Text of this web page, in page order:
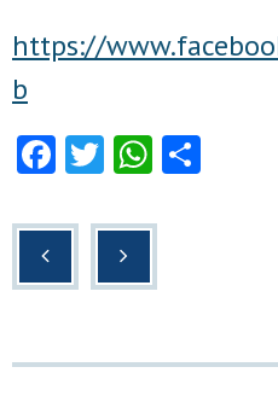
https://
b
F
c
T
tt
er
W
at